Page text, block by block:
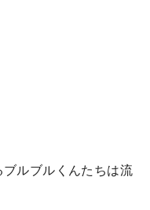
ルブルくんたちは流